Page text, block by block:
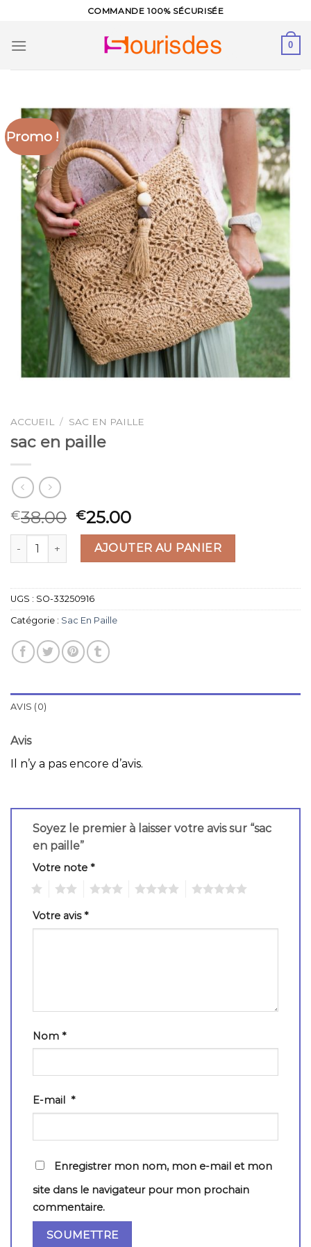
content
COMMANDE 100% SÉCURISÉE
0
Promo !
ACCUEIL / SAC EN PAILLE
sac en paille
€38.00 €25.00
quantité de sac en pailleAJOUTER AU PANIER
UGS : SO-33250916
Catégorie : Sac En Paille
AVIS (0)
Avis
Il n’y a pas encore d’avis.
Soyez le premier à laisser votre avis sur “sac
en paille”
Votre note *
Votre avis*
Nom *
E-mail *
Enregistrer mon nom, mon e-mail et mon
site dans le navigateur pour mon prochain
commentaire.